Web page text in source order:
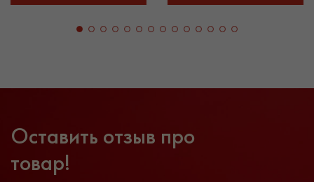
Оставить отзыв про
товар!